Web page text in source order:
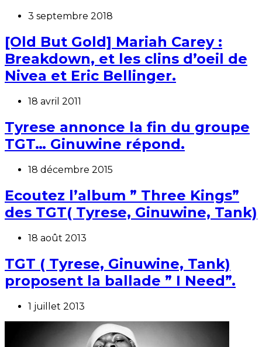
3 septembre 2018
[Old But Gold] Mariah Carey :
Breakdown, et les clins d’oeil de
Nivea et Eric Bellinger.
18 avril 2011
Tyrese annonce la fin du groupe
TGT… Ginuwine répond.
18 décembre 2015
Ecoutez l’album ” Three Kings”
des TGT( Tyrese, Ginuwine, Tank)
18 août 2013
TGT ( Tyrese, Ginuwine, Tank)
proposent la ballade ” I Need”.
1 juillet 2013